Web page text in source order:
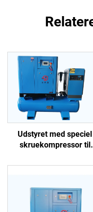
Udstyret med speciel
skruekompressor til